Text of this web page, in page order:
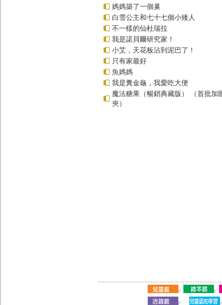
媽媽築了一個巢
白雪公主和七十七個小矮人
不一樣的仙杜瑞拉
我是諾貝爾研究家！
小艾，天花板沾到泥巴了！
只有家最好
魚媽媽
我是糞金龜，我愛吃大便
魔法糖果（暢銷典藏版） （首批加
夾）